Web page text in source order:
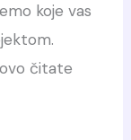
koje vas
čitate